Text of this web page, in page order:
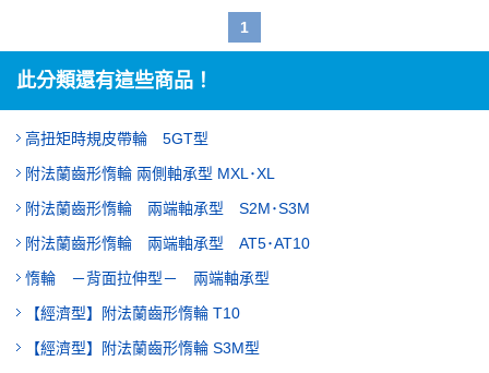
1
此分類還有這些商品！
高扭矩時規皮帶輪 5GT型
附法蘭齒形惰輪 兩側軸承型 MXL･XL
附法蘭齒形惰輪 兩端軸承型 S2M･S3M
附法蘭齒形惰輪 兩端軸承型 AT5･AT10
惰輪 －背面拉伸型－ 兩端軸承型
【經濟型】附法蘭齒形惰輪 T10
【經濟型】附法蘭齒形惰輪 S3M型